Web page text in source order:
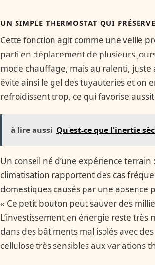
UN SIMPLE THERMOSTAT QUI
Cette fonction agit comme une veille
parti en déplacement de plusieurs
mode chauffage, mais au ralenti,
évite ainsi le gel des tuyauteries et on
refroidissent trop, ce qui favorise
à lire aussi Qu'est-ce que l'inertie
Un conseil né d’une expérience
climatisation rapportent des cas
domestiques causés par une absence
« Ce petit bouton peut sauver des
L’investissement en énergie reste
dans des bâtiments mal isolés avec
cellulose très sensibles aux variations